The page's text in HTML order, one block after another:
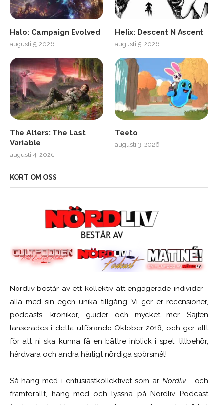
Halo: Campaign Evolved
augusti 5, 2026
Helix: Descent N Ascent
augusti 5, 2026
The Alters: The Last
Variable
augusti 4, 2026
Teeto
augusti 3, 2026
KORT OM OSS
Nördliv består av ett kollektiv att engagerade individer -
alla med sin egen unika tillgång. Vi ger er recensioner,
podcasts, krönikor, guider och mycket mer. Sajten
lanserades i detta utförande Oktober 2018, och ger allt
för att ni ska kunna få en bättre inblick i spel, tillbehör,
hårdvara och andra härligt nördiga spörsmål!
Så häng med i entusiastkollektivet som är Nördliv- och
framförallt, häng med och lyssna på Nördliv Podcast